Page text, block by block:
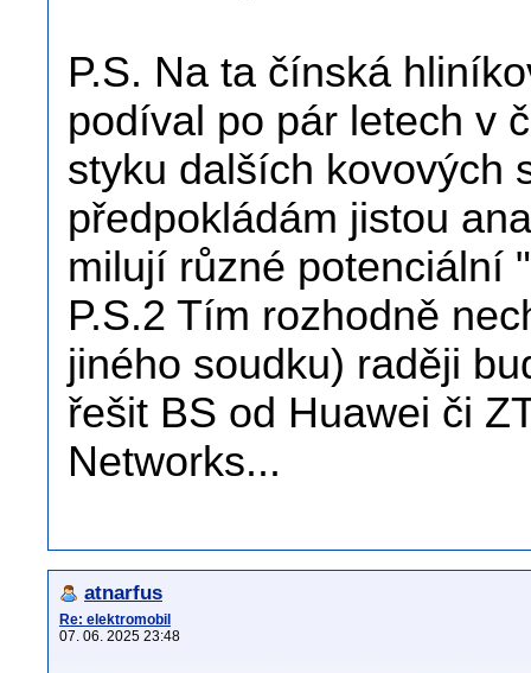
P.S. Na ta čínská
podíval po pár letech v
styku dalších kovových
předpokládám jistou
milují různé potenciální
P.S.2 Tím rozhodně
jiného soudku) raději
řešit BS od Huawei či
Networks...
atnarfus
Re: elektromobil
07. 06. 2025 23:48